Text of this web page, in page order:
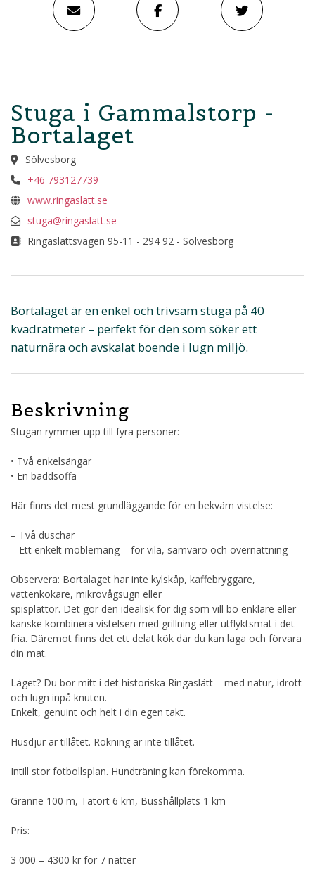
Stuga i Gammalstorp -
Bortalaget
Sölvesborg
+46 793127739
www.ringaslatt.se
stuga@ringaslatt.se
Ringaslättsvägen 95-11 - 294 92 - Sölvesborg
Bortalaget är en enkel och trivsam stuga på 40
kvadratmeter – perfekt för den som söker ett
naturnära och avskalat boende i lugn miljö.
Beskrivning
Stugan rymmer upp till fyra personer:
• Två enkelsängar
• En bäddsoffa
Här finns det mest grundläggande för en bekväm vistelse:
– Två duschar
– Ett enkelt möblemang – för vila, samvaro och övernattning
Observera: Bortalaget har inte kylskåp, kaffebryggare,
vattenkokare, mikrovågsugn eller
spisplattor. Det gör den idealisk för dig som vill bo enklare eller
kanske kombinera vistelsen med grillning eller utflyktsmat i det
fria. Däremot finns det ett delat kök där du kan laga och förvara
din mat.
Läget? Du bor mitt i det historiska Ringaslätt – med natur, idrott
och lugn inpå knuten.
Enkelt, genuint och helt i din egen takt.
Husdjur är tillåtet. Rökning är inte tillåtet.
Intill stor fotbollsplan. Hundträning kan förekomma.
Granne 100 m, Tätort 6 km, Busshållplats 1 km
Pris:
3 000 – 4300 kr för 7 nätter